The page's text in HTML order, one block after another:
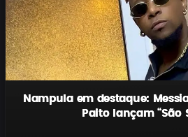
Nampula em destaque:
Paito lançam “São